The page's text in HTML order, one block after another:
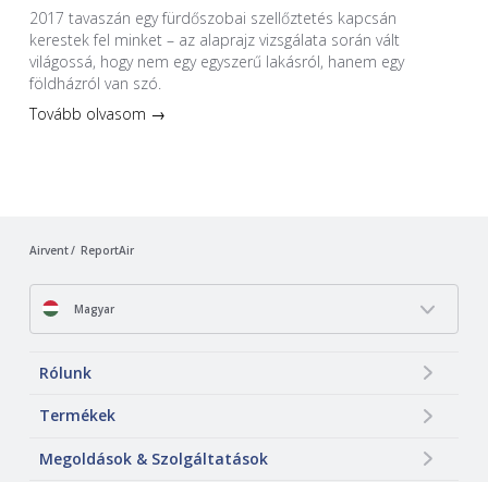
2017 tavaszán egy fürdőszobai szellőztetés kapcsán
kerestek fel minket – az alaprajz vizsgálata során vált
világossá, hogy nem egy egyszerű lakásról, hanem egy
földházról van szó.
Tovább olvasom →
Airvent ReportAir
Magyar
Rólunk
Termékek
Megoldások & Szolgáltatások